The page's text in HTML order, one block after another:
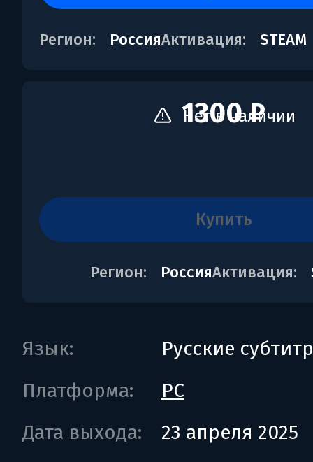
Регион: РоссияАктивация: STEAM
1300 ₽
купить
Регион: РоссияАктивация:
Нет в наличии
Язык:
Русские
Платформа:
PC
Дата выхода:
23 апреля 2025